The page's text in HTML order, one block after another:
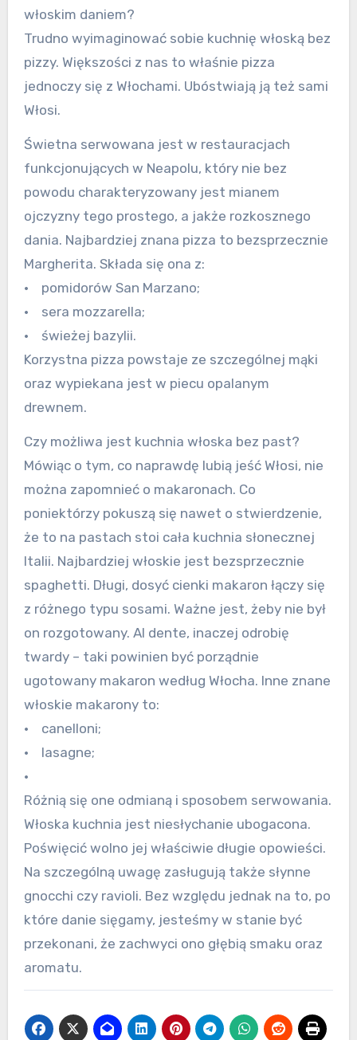
włoskim daniem?
Trudno wyimaginować sobie kuchnię włoską bez
pizzy. Większości z nas to właśnie pizza
jednoczy się z Włochami. Ubóstwiają ją też sami
Włosi.
Świetna serwowana jest w restauracjach
funkcjonujących w Neapolu, który nie bez
powodu charakteryzowany jest mianem
ojczyzny tego prostego, a jakże rozkosznego
dania. Najbardziej znana pizza to bezsprzecznie
Margherita. Składa się ona z:
• pomidorów San Marzano;
• sera mozzarella;
• świeżej bazylii.
Korzystna pizza powstaje ze szczególnej mąki
oraz wypiekana jest w piecu opalanym
drewnem.
Czy możliwa jest kuchnia włoska bez past?
Mówiąc o tym, co naprawdę lubią jeść Włosi, nie
można zapomnieć o makaronach. Co
poniektórzy pokuszą się nawet o stwierdzenie,
że to na pastach stoi cała kuchnia słonecznej
Italii. Najbardziej włoskie jest bezsprzecznie
spaghetti. Długi, dosyć cienki makaron łączy się
z różnego typu sosami. Ważne jest, żeby nie był
on rozgotowany. Al dente, inaczej odrobię
twardy – taki powinien być porządnie
ugotowany makaron według Włocha. Inne znane
włoskie makarony to:
• canelloni;
• lasagne;
•
Różnią się one odmianą i sposobem serwowania.
Włoska kuchnia jest niesłychanie ubogacona.
Poświęcić wolno jej właściwie długie opowieści.
Na szczególną uwagę zasługują także słynne
gnocchi czy ravioli. Bez względu jednak na to, po
które danie sięgamy, jesteśmy w stanie być
przekonani, że zachwyci ono głębią smaku oraz
aromatu.